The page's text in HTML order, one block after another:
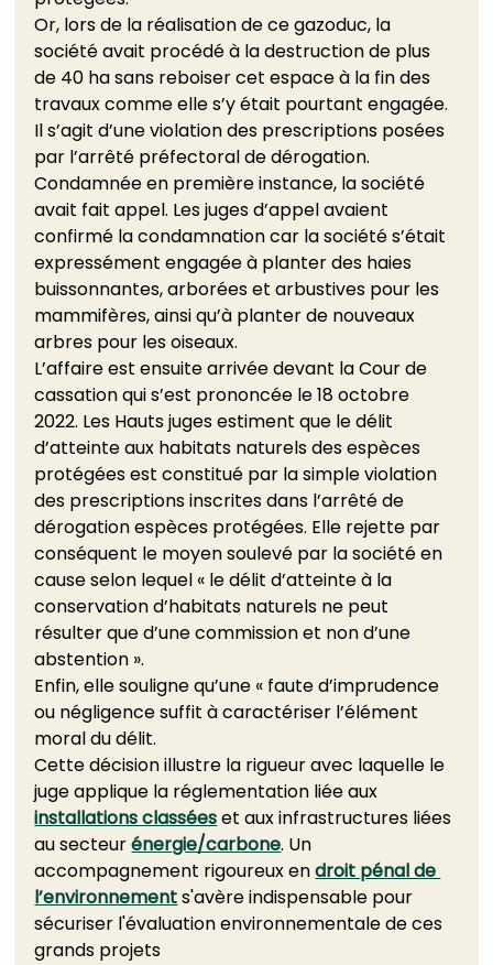
Or, lors de la réalisation de ce gazoduc, la
société avait procédé à la destruction de plus
de 40 ha sans reboiser cet espace à la fin des
travaux comme elle s’y était pourtant engagée.
Il s’agit d’une violation des prescriptions posées
par l’arrêté préfectoral de dérogation.
Condamnée en première instance, la société
avait fait appel. Les juges d’appel avaient
confirmé la condamnation car la société s’était
expressément engagée à planter des haies
buissonnantes, arborées et arbustives pour les
mammifères, ainsi qu’à planter de nouveaux
arbres pour les oiseaux.
L’affaire est ensuite arrivée devant la Cour de
cassation qui s’est prononcée le 18 octobre
2022. Les Hauts juges estiment que le délit
d’atteinte aux habitats naturels des espèces
protégées est constitué par la simple violation
des prescriptions inscrites dans l’arrêté de
dérogation espèces protégées. Elle rejette par
conséquent le moyen soulevé par la société en
cause selon lequel « le délit d’atteinte à la
conservation d’habitats naturels ne peut
résulter que d’une commission et non d’une
abstention ».
Enfin, elle souligne qu’une « faute d’imprudence
ou négligence suffit à caractériser l’élément
moral du délit.
Cette décision illustre la rigueur avec laquelle le
juge applique la réglementation liée aux
installations classées et aux infrastructures liées
au secteur énergie/carbone. Un
accompagnement rigoureux en droit pénal de
l’environnement s'avère indispensable pour
sécuriser l'évaluation environnementale de ces
grands projets